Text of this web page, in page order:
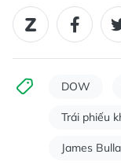
DOW
Trái phiếu
James